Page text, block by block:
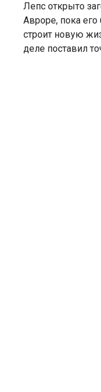
Лепс открыто
Авроре, пока
строит новую
деле поставил